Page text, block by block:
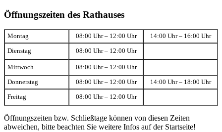
Öffnungszeiten des Rathauses
Montag 08:00 Uhr – 12:00 Uhr 14:00 Uhr – 16:00 Uhr
Dienstag 08:00 Uhr – 12:00 Uhr
Mittwoch 08:00 Uhr – 12:00 Uhr
Donnerstag 08:00 Uhr – 12:00 Uhr 14:00 Uhr – 18:00 Uhr
Freitag 08:00 Uhr – 12:00 Uhr
Öffnungszeiten bzw. Schließtage können von diesen Zeiten
abweichen, bitte beachten Sie weitere Infos auf der Startseite!